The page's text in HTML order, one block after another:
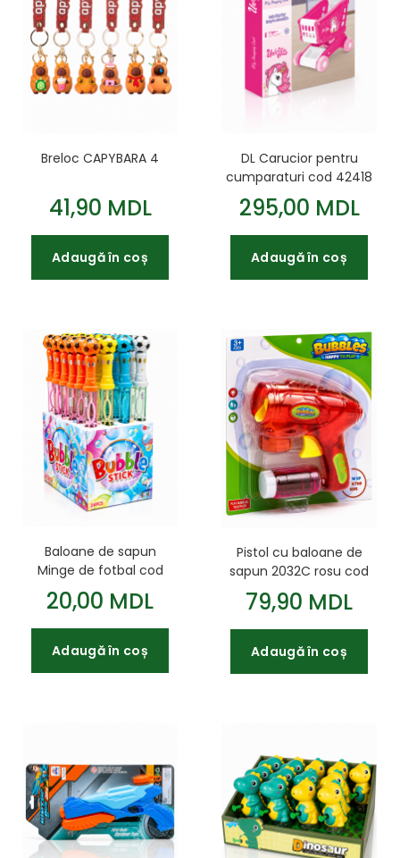
Breloc CAPYBARA 4
41,90 MDL
Adaugă în coș
DL Carucior pentru
cumparaturi cod 42418
295,00 MDL
Adaugă în coș
Baloane de sapun
Minge de fotbal cod
542034
20,00 MDL
Adaugă în coș
Pistol cu baloane de
sapun 2032C rosu cod
452094
79,90 MDL
Adaugă în coș